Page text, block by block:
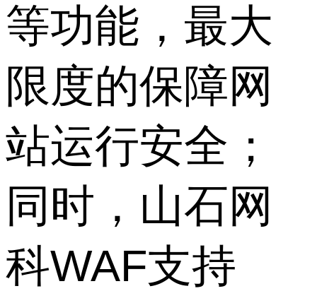
等功能，最大
限度的保障网
站运行安全；
同时，山石网
科WAF支持